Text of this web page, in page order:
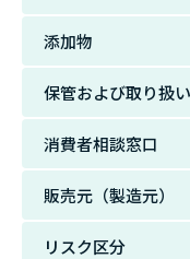
添加物
保管および取り扱
消費者相談窓口
販売元（製造元）
リスク区分